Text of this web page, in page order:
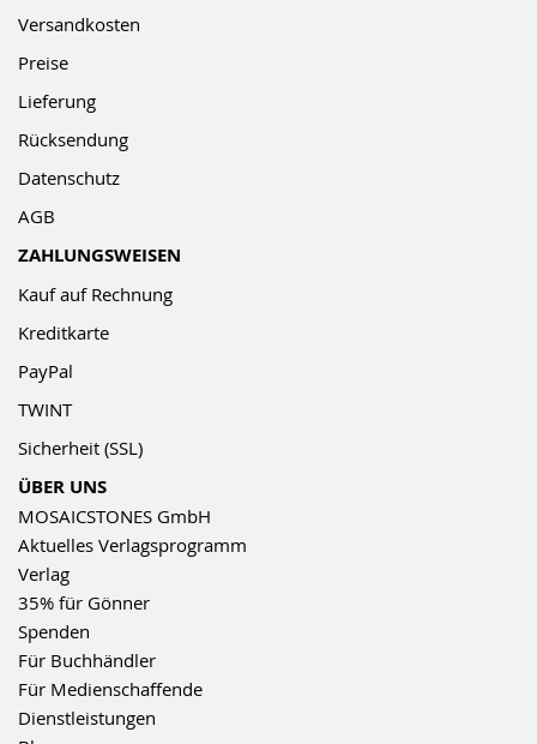
Versandkosten
Preise
Lieferung
Rücksendung
Datenschutz
AGB
ZAHLUNGSWEISEN
Kauf auf Rechnung
Kreditkarte
PayPal
TWINT
Sicherheit (SSL)
ÜBER UNS
MOSAICSTONES GmbH
Aktuelles Verlagsprogramm
Verlag
35% für Gönner
Spenden
Für Buchhändler
Für Medienschaffende
Dienstleistungen